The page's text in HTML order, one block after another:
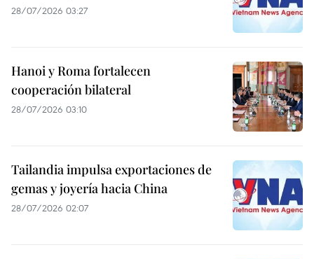
28/07/2026 03:27
Hanoi y Roma fortalecen
cooperación bilateral
28/07/2026 03:10
Tailandia impulsa exportaciones de
gemas y joyería hacia China
28/07/2026 02:07